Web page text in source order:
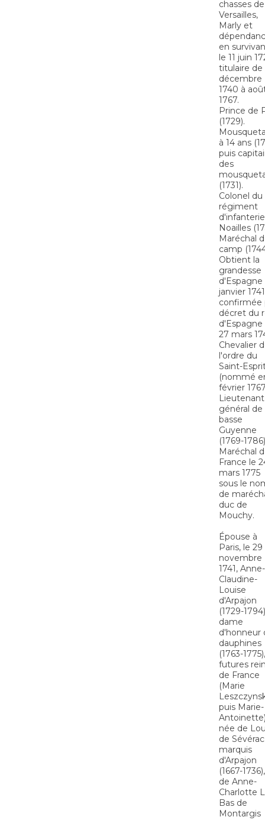
chasses de
Versailles,
Marly et
en
le 11 juin
titulaire de
décembre
1740 à
1767.
Prince de
(1729).
à 14 ans
puis
des
(1731).
Colonel du
régiment
Noailles
Maréchal
camp
Obtient la
grandesse
d'Espagne
janvier
confirmée
décret du
d'Espagne
27 mars
Chevalier
l'ordre du
Saint-
(nommé
février
Lieutenant
général de
basse
Guyenne
(1769-
Maréchal
France le
mars 1775
sous le
de
duc de
Mouchy.
Épouse à
Paris, le 29
novembre
1741, Anne-
Claudine-
Louise
d'Arpajon
(1729-
dame
d'honneur
dauphines
(1763-1775),
futures
de France
(Marie
puis Marie-
née de
de
marquis
d'Arpajon
(1667-
de Anne-
Charlotte
Bas de
Montargis